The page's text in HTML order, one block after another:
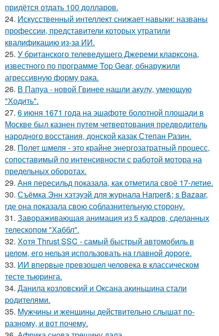
придётся отдать 100 долларов.
24. Искусственный интеллект снижает навыки: названы
профессии, представители которых утратили
квалификацию из-за ИИ.
25. У британского телеведущего Джереми кларксона,
известного по программе Top Gear, обнаружили
агрессивную форму рака.
26. В Папуа - новой Гвинее нашли акулу, умеющую
"Ходить".
27. 6 июня 1671 года на эшафоте болотной площади в
Москве был казнен путем четвертования предводитель
народного восстания, донской казак Степан Разин.
28. Полет шмеля - это крайне энергозатратный процесс,
сопоставимый по интенсивности с работой мотора на
предельных оборотах.
29. Аня пересильд показала, как отметила своё 17-летие.
30. Съёмка Энн хэтэуэй для журнала Harper&; s Bazaar,
где она показала свою соблазнительную сторону.
31. Завораживающая анимация из 5 кадров, сделанных
телескопом "Хаббл".
32. Хотя Thrust SSC - самый быстрый автомобиль в
целом, его нельзя использовать на главной дороге.
33. ИИ впервые превзошел человека в классическом
тесте тьюринга.
34. Данила козловский и Оксана акиньшина стали
родителями.
35. Мужчины и женщины действительно слышат по-
разному, и вот почему.